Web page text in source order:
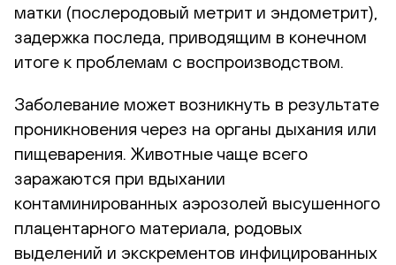
матки (послеродовый метрит и эндометрит),
задержка последа, приводящим в конечном
итоге к проблемам с воспроизводством.
Заболевание может возникнуть в результате
проникновения через на органы дыхания или
пищеварения. Животные чаще всего
заражаются при вдыхании
контаминированных аэрозолей высушенного
плацентарного материала, родовых
выделений и экскрементов инфицированных